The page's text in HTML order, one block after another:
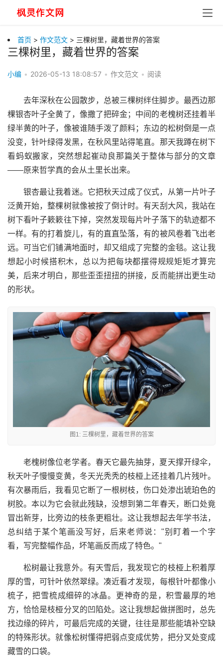
首页 > 作文范文 > 三棵树里，藏着世界的答案
三棵树里，藏着世界的答案
小编 • 2026-05-13 18:08:57 • 作文范文 • 阅读
去年深秋在公园散步，总被三棵树绊住脚步。最西边那
棵银杏叶子全黄了，像撒了把碎金；中间的老槐树还挂着半
绿半黄的叶子，像被谁随手泼了颜料；东边的松树倒是一点
没变，针叶绿得发黑，在秋风里站得笔直。那天我蹲在树下
看蚂蚁搬家，突然想起崔动良那篇关于整体与部分的文章
——原来哲学真的会从土里长出来。
银杏最让我着迷。它把秋天过成了仪式，从第一片叶子
泛黄开始，整棵树就像被按了倒计时。有天刮大风，我站在
树下看叶子簌簌往下掉，突然发现每片叶子落下的轨迹都不
一样。有的打着旋儿，有的直直坠落，有的被风卷着飞出老
远。可当它们铺满地面时，却又组成了完整的金毯。这让我
想起小时候搭积木，总以为把每块都摆得规规矩矩才算完
美，后来才明白，那些歪歪扭扭的拼接，反而能拼出更生动
的形状。
图1: 三棵树里，藏着世界的答案
老槐树像位老学者。春天它最先抽芽，夏天撑开绿伞，
秋天叶子慢慢变黄，冬天光秃秃的枝桠上还挂着几片残叶。
有次暴雨后，我看见它断了一根树枝，伤口处渗出琥珀色的
树胶。本以为它会就此残缺，没想到第二年春天，断口处竟
冒出新芽，比旁边的枝条更粗壮。这让我想起去年学书法，
总纠结于某个笔画没写好，后来老师说："别盯着一个字
看，写完整幅作品，坏笔画反而成了特色。"
松树最让我意外。有天雪后，我发现它的枝桠上积着厚
厚的雪，可针叶依然翠绿。凑近看才发现，每根针叶都像小
梳子，把雪梳成细碎的冰晶。更神奇的是，积雪最厚的地
方，恰恰是枝桠分叉的凹陷处。这让我想起做拼图时，总先
找边缘的碎片，可最后完成的关键，往往是那些能填补空缺
的特殊形状。就像松树懂得把弱点变成优势，把分叉处变成
藏雪的口袋。